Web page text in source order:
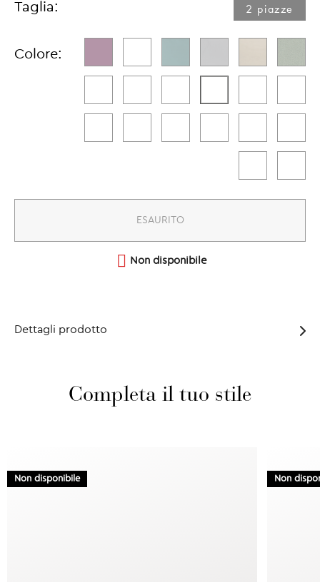
Taglia: 2 piazze​
Colore:
ESAURITO
 Non disponibile
Dettagli prodotto
Completa il tuo stile
Non disponibile Non